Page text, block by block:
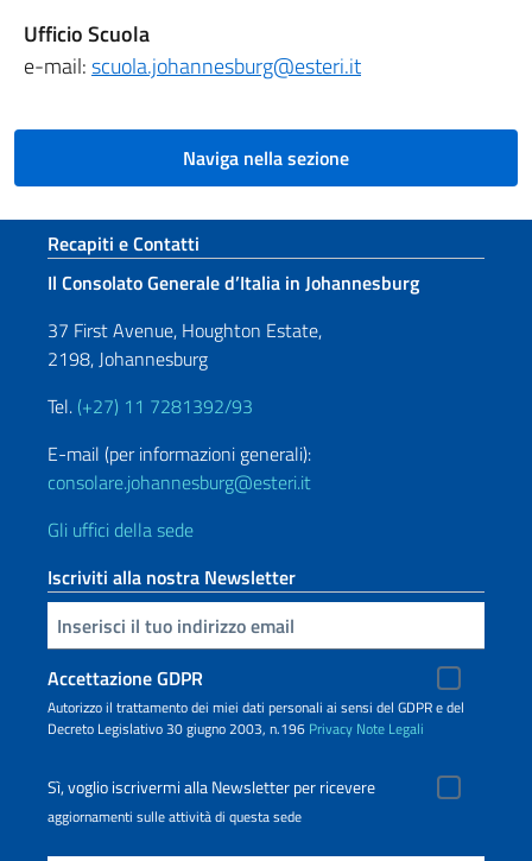
Ufficio Scuola
e-mail:scuola.johannesburg@esteri.it
Naviga nella sezione
Sezione footer
Recapiti e Contatti
Il Consolato Generale d’Italia in Johannesburg
37 First Avenue, Houghton Estate,
2198, Johannesburg
Tel. (+27) 11 7281392/93
E-mail (per informazioni generali):
consolare.johannesburg@esteri.it
Gli uffici della sede
Iscriviti alla nostra Newsletter
Inserisci la tua email
Accettazione GDPR
Autorizzo il trattamento dei miei dati personali ai sensi del GDPR e del
Decreto Legislativo 30 giugno 2003, n.196 Privacy Note Legali
Sì, voglio iscrivermi alla Newsletter per ricevere
aggiornamenti sulle attività di questa sede